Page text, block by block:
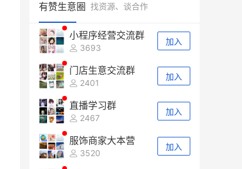
有赞生意圈 找资源、谈合作
小程序经营交流群
3693
加入
门店生意交流群
2401
加入
直播学习群
2467
加入
服饰商家大本营
3520
加入